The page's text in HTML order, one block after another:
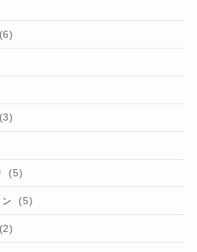
(6)
(3)
(5)
(5)
(2)